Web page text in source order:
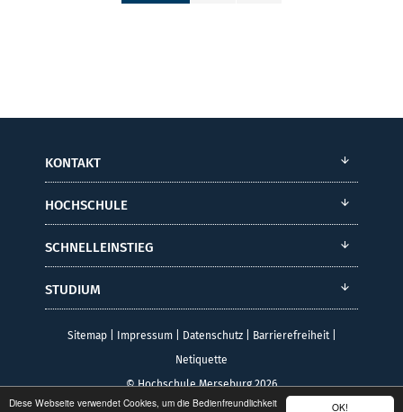
OK!
Diese Webseite verwendet Cookies, um die Bedienfreundlichkeit
KONTAKT
HOCHSCHULE
SCHNELLEINSTIEG
STUDIUM
Sitemap| Impressum| Datenschutz| Barrierefreiheit|
Netiquette
© Hochschule Merseburg 2026